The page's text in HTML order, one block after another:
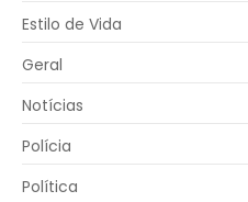
Estilo de Vida
Geral
Notícias
Polícia
Política